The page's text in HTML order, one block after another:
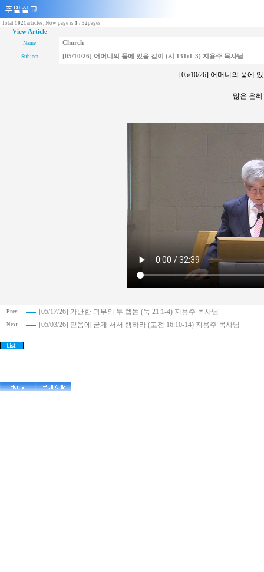
Total 1021articles, Now page is 1 / 52pages
View Article
Name Church
Subject [05/10/26] 어머니의 품에 있음 같이 (시 131:1-3) 지용주 목사님
[05/10/26] 어머니의 품에
많은 은
Prev [05/17/26] 가난한 과부의 두 렙돈 (눅 21:1-4) 지용주 목사님
Next [05/03/26] 믿음에 굳게 서서 행하라 (고전 16:10-14) 지용주 목사님